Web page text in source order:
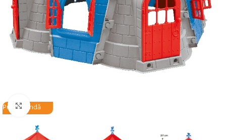
PrecomandăClick to enlarge